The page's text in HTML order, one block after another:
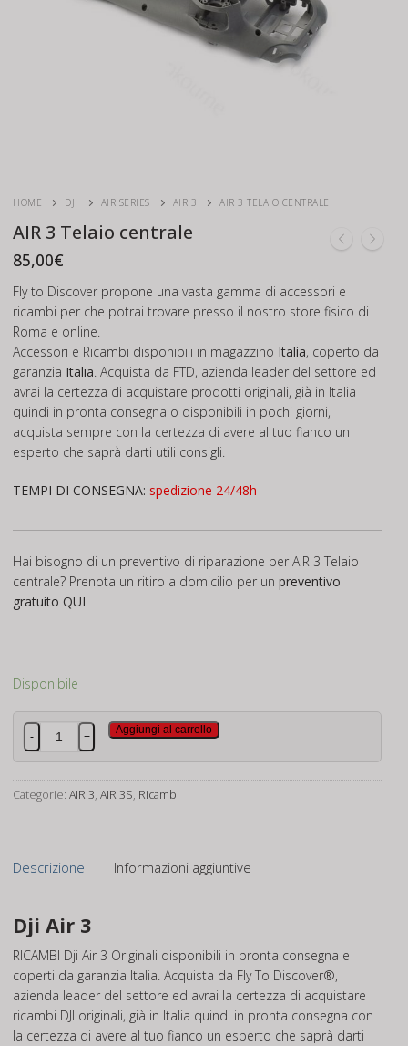
HOME DJI AIR SERIES AIR 3 AIR 3 TELAIO CENTRALE
AIR 3 Telaio centrale
85,00€
Fly to Discover propone una vasta gamma di accessori e
ricambi per che potrai trovare presso il nostro store fisico di
Roma e online.
Accessori e Ricambi disponibili in magazzino Italia, coperto da
garanzia Italia. Acquista da FTD, azienda leader del settore ed
avrai la certezza di acquistare prodotti originali, già in Italia
quindi in pronta consegna o disponibili in pochi giorni,
acquista sempre con la certezza di avere al tuo fianco un
esperto che saprà darti utili consigli.
TEMPI DI CONSEGNA: spedizione 24/48h
Hai bisogno di un preventivo di riparazione per AIR 3 Telaio
centrale? Prenota un ritiro a domicilio per un preventivo
gratuito QUI
Disponibile
AIR
3
centrale
- +
Aggiungi al carrello
Categorie: AIR 3, AIR 3S, Ricambi
Descrizione Informazioni aggiuntive
Dji Air 3
RICAMBI Dji Air 3 Originali disponibili in pronta consegna e
coperti da garanzia Italia. Acquista da Fly To Discover®,
azienda leader del settore ed avrai la certezza di acquistare
ricambi DJI originali, già in Italia quindi in pronta consegna con
la certezza di avere al tuo fianco un esperto che saprà darti